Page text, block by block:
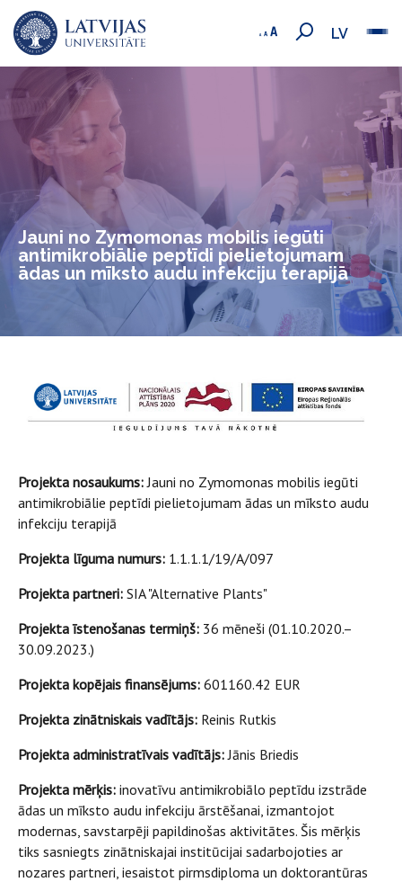
LV
Jauni no Zymomonas mobilis iegūti
antimikrobiālie peptīdi pielietojumam
ādas un mīksto audu infekciju terapijā
Projekta nosaukums:Jauni no Zymomonas mobilis iegūti
antimikrobiālie peptīdi pielietojumam ādas un mīksto audu
infekciju terapijā
Projekta līguma numurs: 1.1.1.1/19/A/097
Projekta partneri: SIA "Alternative Plants"
Projekta īstenošanas termiņš: 36 mēneši (01.10.2020.–
30.09.2023.)
Projekta kopējais finansējums: 601160.42 EUR
Projekta zinātniskais vadītājs: Reinis Rutkis
Projekta administratīvais vadītājs:Jānis Briedis
Projekta mērķis: inovatīvu antimikrobiālo peptīdu izstrāde
ādas un mīksto audu infekciju ārstēšanai, izmantojot
modernas, savstarpēji papildinošas aktivitātes. Šis mērķis
tiks sasniegts zinātniskajai institūcijai sadarbojoties ar
nozares partneri, iesaistot pirmsdiploma un doktorantūras